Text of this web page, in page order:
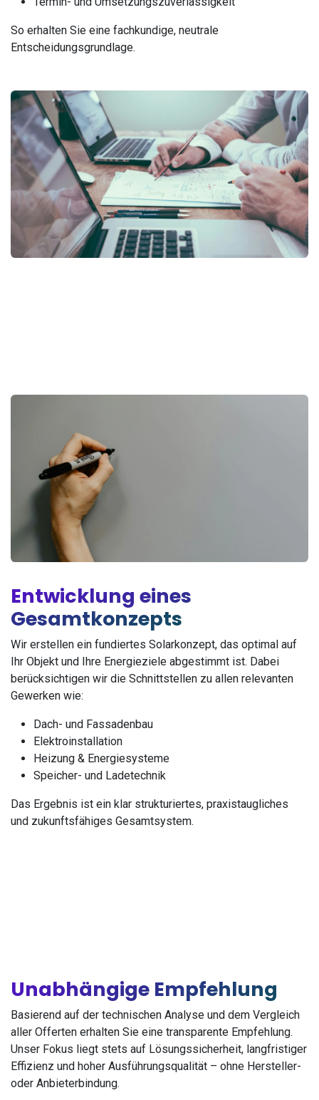
So erhalten Sie eine fachkundige, neutrale
Entscheidungsgrundlage.
Entwicklung eines
Gesamtkonzepts
Wir erstellen ein fundiertes Solarkonzept, das optimal auf
Ihr Objekt und Ihre Energieziele abgestimmt ist. Dabei
berücksichtigen wir die Schnittstellen zu allen relevanten
Gewerken wie:
Dach- und Fassadenbau
Elektroinstallation
Heizung & Energiesysteme
Speicher- und Ladetechnik
Das Ergebnis ist ein klar strukturiertes, praxistaugliches
und zukunftsfähiges Gesamtsystem.
Unabhängige Empfehlung
Basierend auf der technischen Analyse und dem Vergleich
aller Offerten erhalten Sie eine transparente Empfehlung.
Unser Fokus liegt stets auf Lösungssicherheit, langfristiger
Effizienz und hoher Ausführungsqualität – ohne Hersteller-
oder Anbieterbindung.